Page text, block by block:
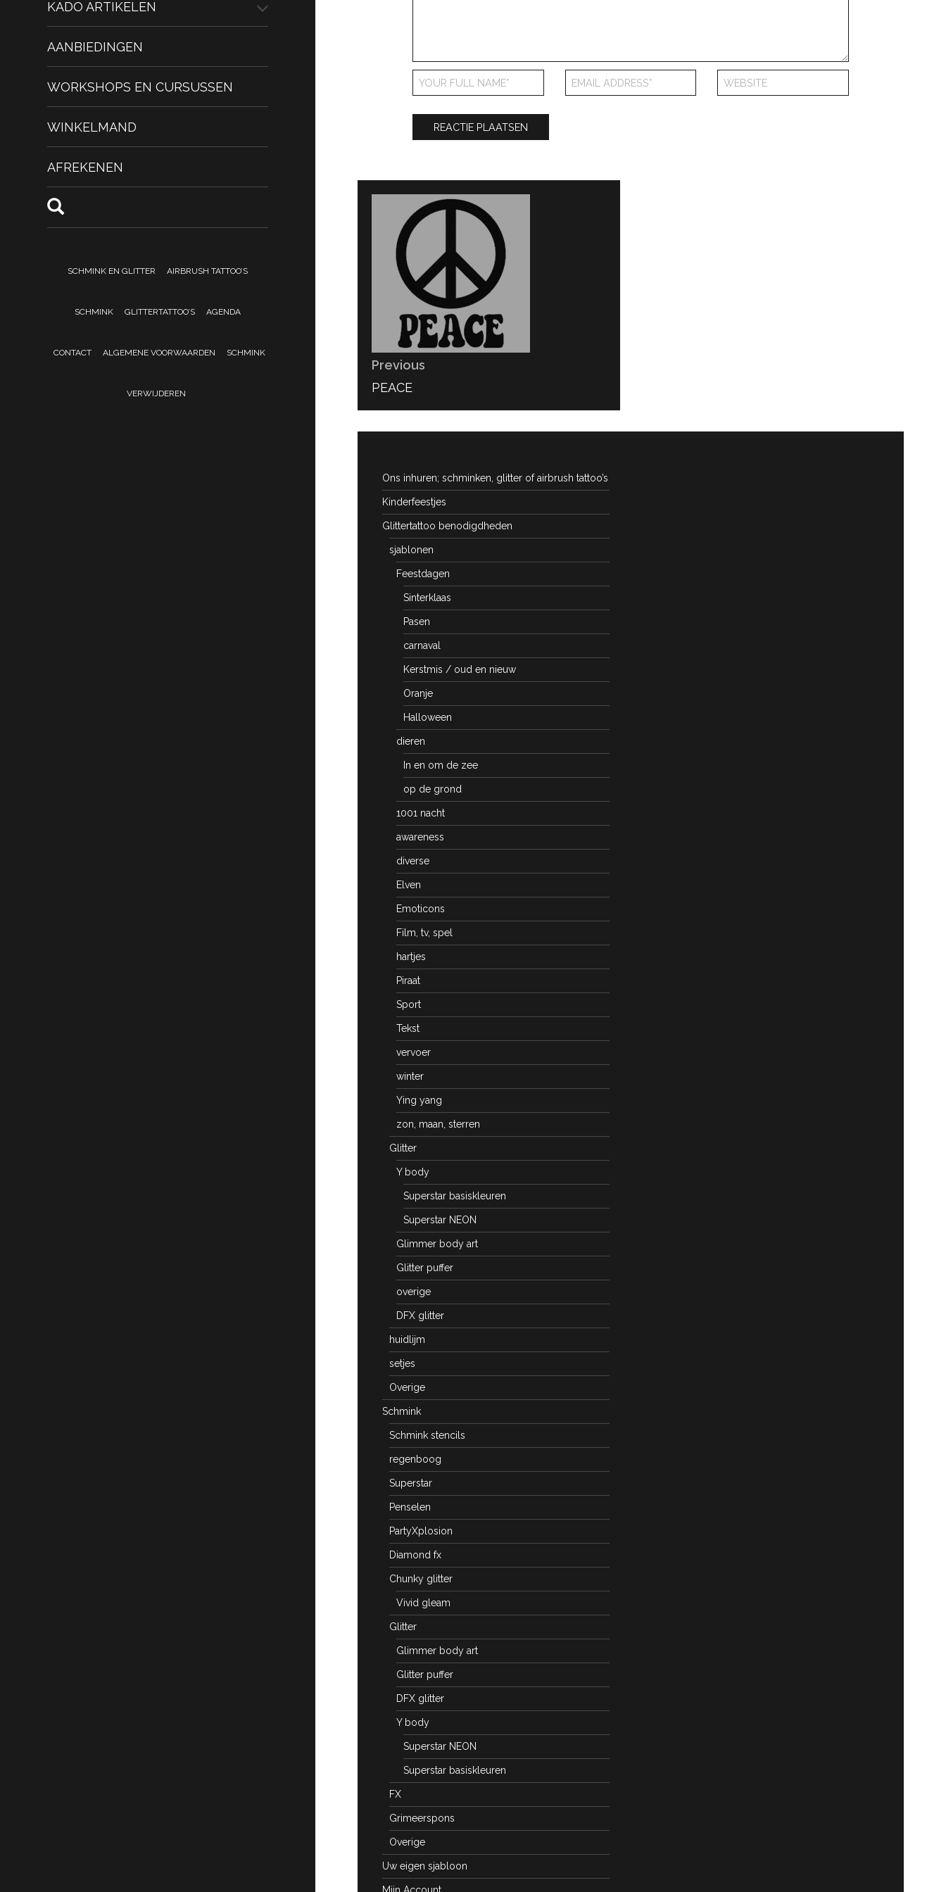
KADO ARTIKELEN
AANBIEDINGEN
WORKSHOPS EN CURSUSSEN
WINKELMAND
AFREKENEN
SCHMINK EN GLITTER AIRBRUSH TATTOO’S
SCHMINK GLITTERTATTOO’S AGENDA
CONTACT ALGEMENE VOORWAARDEN SCHMINK
VERWIJDEREN
Bericht
navigatie
Previous
PREVIOUS
PEACE
Ons inhuren; schminken, glitter of airbrush tattoo’s
Kinderfeestjes
Glittertattoo benodigdheden
sjablonen
Feestdagen
Sinterklaas
Pasen
carnaval
Kerstmis / oud en nieuw
Oranje
Halloween
dieren
In en om de zee
op de grond
1001 nacht
awareness
diverse
Elven
Emoticons
Film, tv, spel
hartjes
Piraat
Sport
Tekst
vervoer
winter
Ying yang
zon, maan, sterren
Glitter
Y body
Superstar basiskleuren
Superstar NEON
Glimmer body art
Glitter puffer
overige
DFX glitter
huidlijm
setjes
Overige
Schmink
Schmink stencils
regenboog
Superstar
Penselen
PartyXplosion
Diamond fx
Chunky glitter
Vivid gleam
Glitter
Glimmer body art
Glitter puffer
DFX glitter
Y body
Superstar NEON
Superstar basiskleuren
FX
Grimeerspons
Overige
Uw eigen sjabloon
Mijn Account